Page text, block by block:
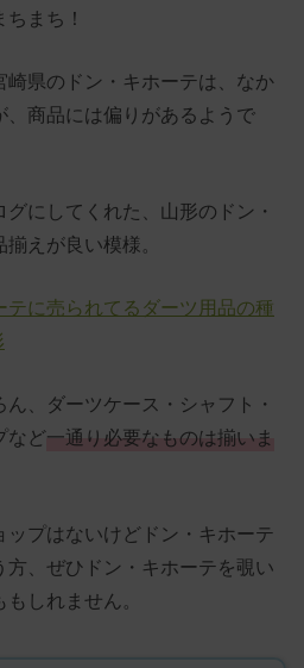
まち！
崎県のドン・キホーテは、なか
、商品には偏りがあるようで
にしてくれた、山形のドン・
えが良い模様。
テに売られてるダーツ用品の種
、ダーツケース・シャフト・
など一通り必要なものは揃いま
ップはないけどドン・キホーテ
方、ぜひドン・キホーテを覗い
しれません。